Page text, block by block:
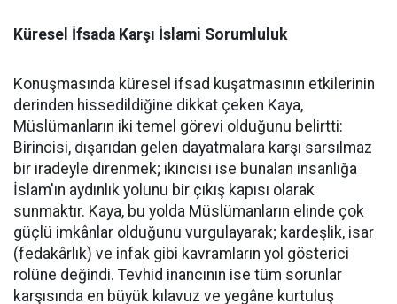
Küresel İfsada Karşı İslami Sorumluluk
Konuşmasında küresel ifsad kuşatmasının etkilerinin
derinden hissedildiğine dikkat çeken Kaya,
Müslümanların iki temel görevi olduğunu belirtti:
Birincisi, dışarıdan gelen dayatmalara karşı sarsılmaz
bir iradeyle direnmek; ikincisi ise bunalan insanlığa
İslam'ın aydınlık yolunu bir çıkış kapısı olarak
sunmaktır. Kaya, bu yolda Müslümanların elinde çok
güçlü imkânlar olduğunu vurgulayarak; kardeşlik, isar
(fedakârlık) ve infak gibi kavramların yol gösterici
rolüne değindi. Tevhid inancının ise tüm sorunlar
karşısında en büyük kılavuz ve yegâne kurtuluş